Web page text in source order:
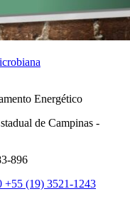
Energético
de Campinas -
896
+55 (19) 3521-1243